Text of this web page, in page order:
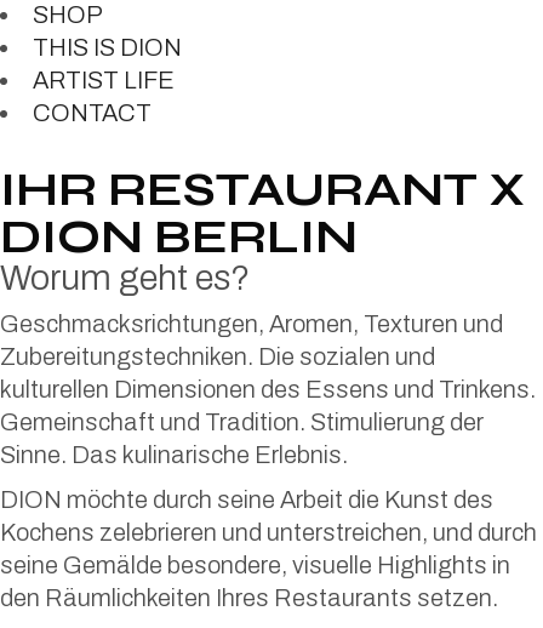
SHOP
THIS IS DION
ARTIST LIFE
CONTACT
IHR RESTAURANT X
DION BERLIN
Worum geht es?
Geschmacksrichtungen, Aromen, Texturen und
Zubereitungstechniken. Die sozialen und
kulturellen Dimensionen des Essens und Trinkens.
Gemeinschaft und Tradition. Stimulierung der
Sinne. Das kulinarische Erlebnis.
DION möchte durch seine Arbeit die Kunst des
Kochens zelebrieren und unterstreichen, und durch
seine Gemälde besondere, visuelle Highlights in
den Räumlichkeiten Ihres Restaurants setzen.